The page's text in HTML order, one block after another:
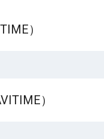
）
）